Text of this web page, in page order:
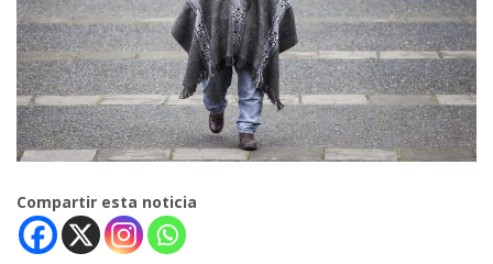
Compartir esta noticia